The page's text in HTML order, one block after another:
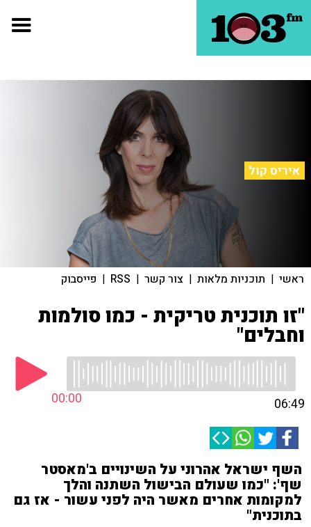
איריס קול
ראשי | תוכניות מלאות | צור קשר |
RSS
| פייסבוק
"זו תוכנית טריקית - כמו סולמות
וחבלים"
00:00 06:49
השף ישראל אהרוני על השינויים ב'מאסטר
שף': "כמו שעולם הבישול השתנה והלך
למקומות אחרים מאשר היה לפני עשור - אז גם
בתוכנית"